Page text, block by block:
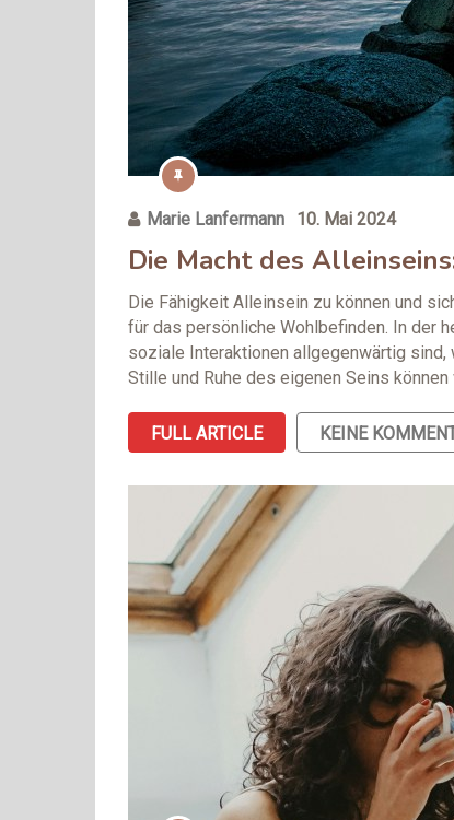
Marie Lanfermann 10. Mai 2024
Die Macht des
Die Fähigkeit Alleinsein zu können und
für das persönliche Wohlbefinden. In der
soziale Interaktionen allgegenwärtig
Stille und Ruhe des eigenen Seins
FULL ARTICLE KEINE